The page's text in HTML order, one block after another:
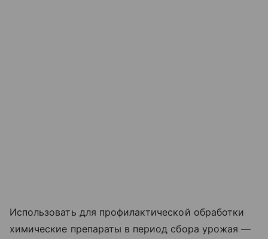
Использовать для профилактической обработки
химические препараты в период сбора урожая —